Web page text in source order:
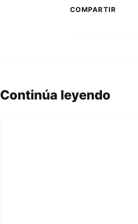
COMPARTIR
Continúa leyendo